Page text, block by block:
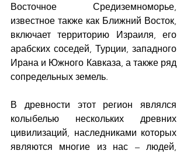
Восточное Средиземноморье,
известное также как Ближний Восток,
включает территорию Израиля, его
арабских соседей, Турции, западного
Ирана и Южного Кавказа, а также ряд
сопредельных земель.
В древности этот регион являлся
колыбелью нескольких древних
цивилизаций, наследниками которых
являются многие из нас – людей,